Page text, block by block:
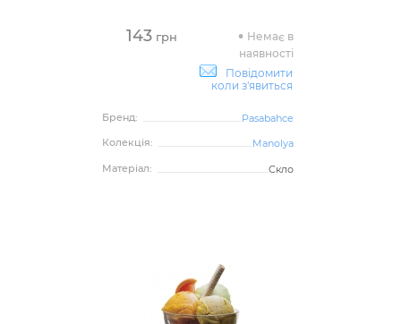
143грн
Немає в
наявності
Повідомити
коли з'явиться
Бренд:
Pasabahce
Колекція:
Manolya
Матеріал:
Скло